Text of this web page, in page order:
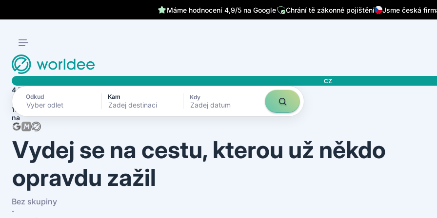
Klientům kryjeme záda 24/7 Píšou o nás přední česká média Sleduje nás 32 tisíc lidí na
CZ
Odkud Kam Kdy
Zadej datum
4.7
1870+ recenzí
na
Vydej se na cestu, kterou už někdo
opravdu zažil
Bez skupiny
·